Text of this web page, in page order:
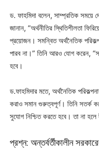
ড. ফাহমিদা বলেন, সাম্প্রতিক সময়ে
জানান, “অর্থনীতির স্থিতিশীলতা
প্রয়োজন। সমন্বিত অর্থনৈতিক
পারব না।” তিনি আরও যোগ করেন,
হবে।
ড.ফাহমিদার মতে, অর্থনৈতিক
করাও সমান গুরুত্বপূর্ণ। তিনি সতর্ক
সুযোগ নিশ্চিত করতে হবে। তা না হলে
প্রশ্ন: অন্তর্বর্তীকালীন